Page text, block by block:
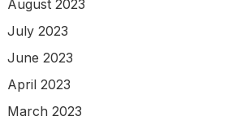
August 2023
July 2023
June 2023
April 2023
March 2023